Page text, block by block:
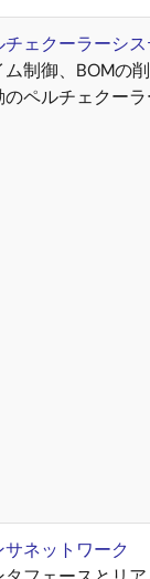
ェクーラーシ
ム制御、BOMの
ペルチェクーラ
ネットワーク